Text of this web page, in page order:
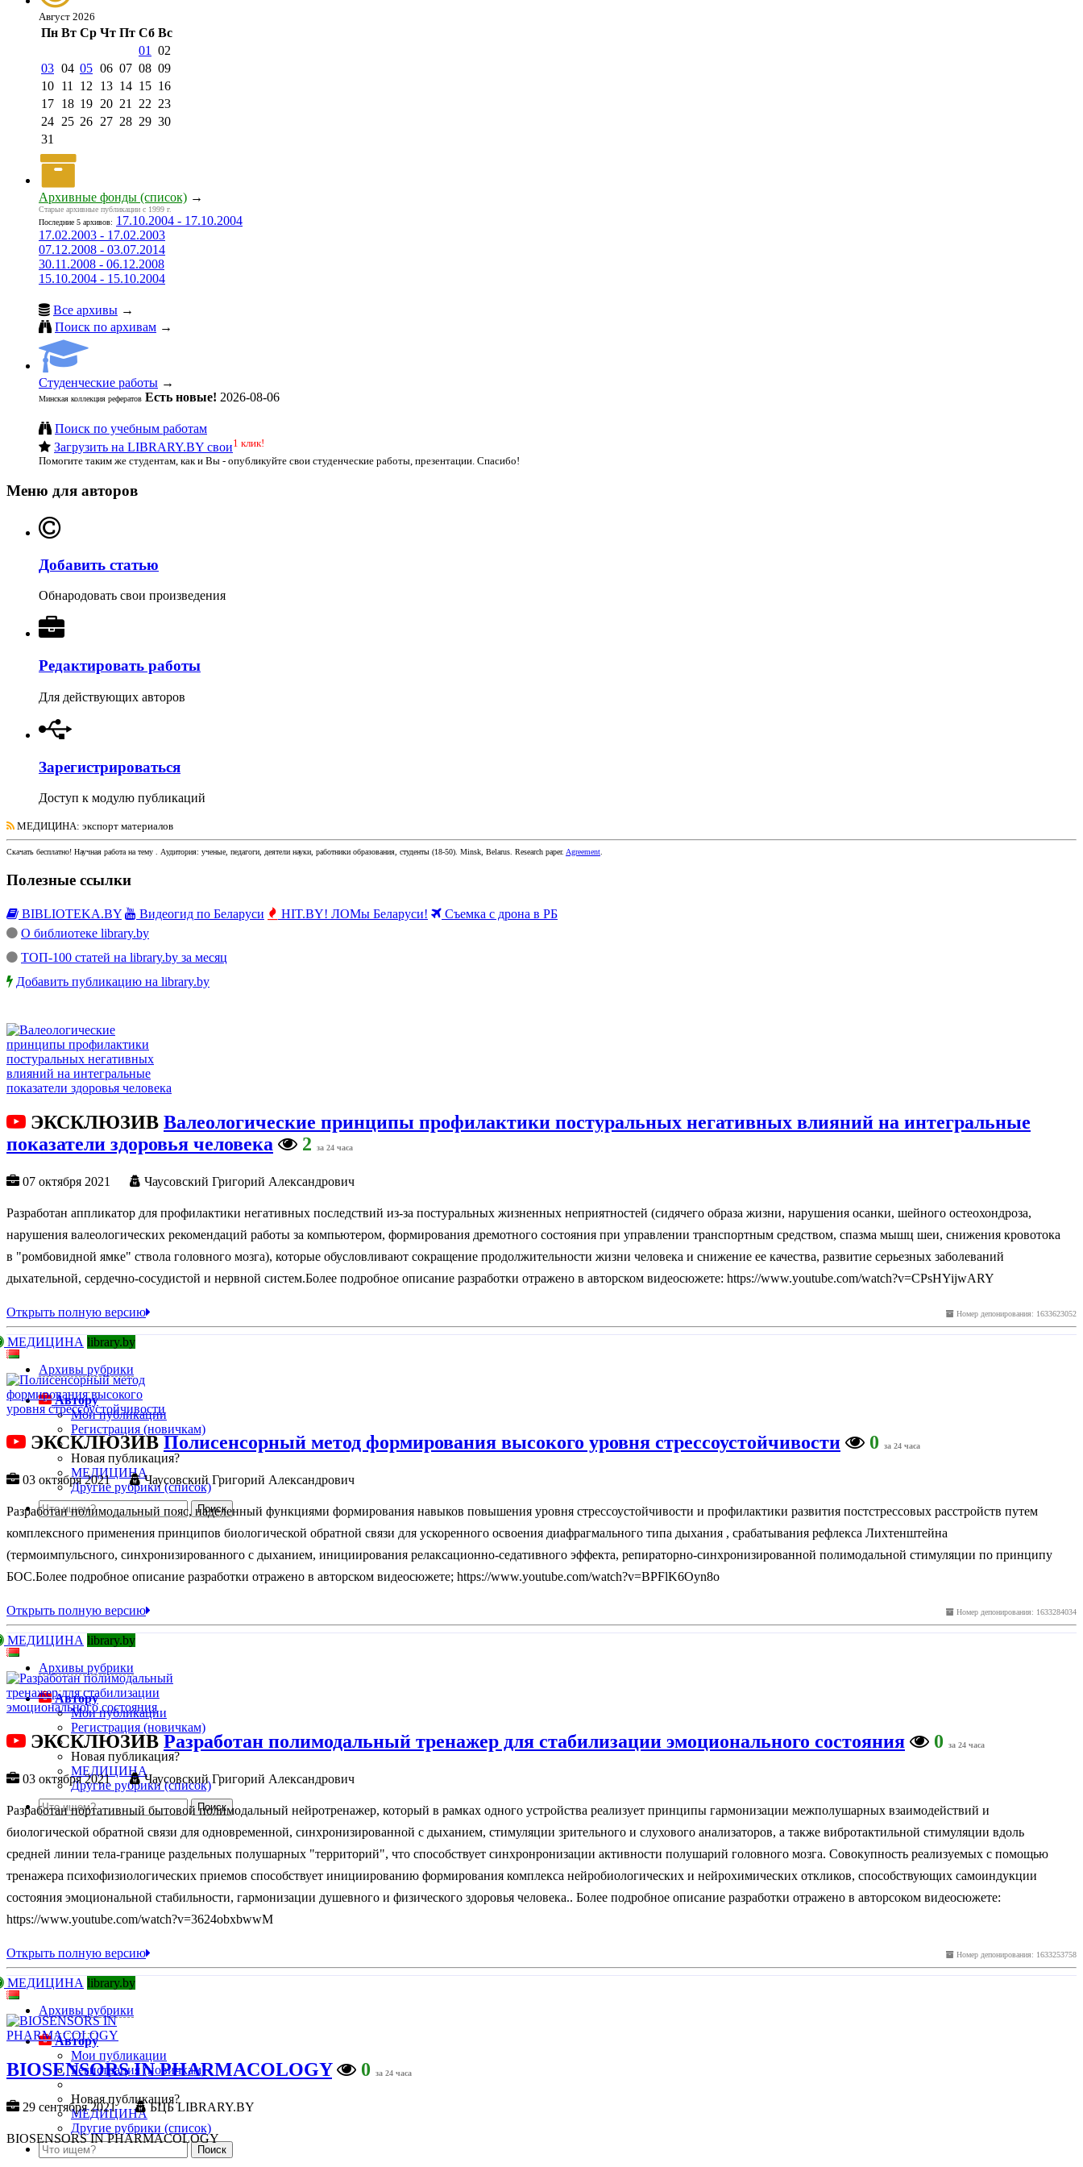
Август 2026
Пн Вт Ср Чт Пт Сб Вс
01
02
03 04 05 06 07 08 09
10 11 12 13 14 15 16
17 18 19 20 21 22 23
24 25 26 27 28 29 30
31
Архивные фонды (список) →
Старые архивные публикации с 1999 г.
Последние 5 архивов: 17.10.2004 - 17.10.2004
17.02.2003 - 17.02.2003
07.12.2008 - 03.07.2014
30.11.2008 - 06.12.2008
15.10.2004 - 15.10.2004
Все архивы →
Поиск по архивам →
Студенческие работы →
Минская коллекция рефератов Есть новые! 2026-08-06
Поиск по учебным работам
Загрузить на LIBRARY.BY свои1 клик!
Помогите таким же студентам, как и Вы - опубликуйте свои студенческие работы, презентации. Спасибо!
Меню для авторов
Добавить статью
Обнародовать свои произведения
Редактировать работы
Для действующих авторов
Зарегистрироваться
Доступ к модулю публикаций
МЕДИЦИНА: экспорт материалов
Скачать бесплатно! Научная работана тему . Аудитория: ученые, педагоги, деятели науки, работники образования, студенты (18-50). Minsk, Belarus. Research paper. Agreement.
Полезные ссылки
BIBLIOTEKA.BY Видеогид по Беларуси HIT.BY! ЛОМы Беларуси!
Съемка с дрона в РБ
О библиотеке library.by
ТОП-100 статей на library.by за месяц
Добавить публикацию на library.by
ЭКСКЛЮЗИВ Валеологические принципы профилактики постуральных негативных влияний на интегральные
показатели здоровья человека
2 за 24 часа
07 октября 2021 Чаусовский Григорий Александрович
Разработан аппликатор для профилактики негативных последствий из-за постуральных жизненных неприятностей (сидячего образа жизни, нарушения осанки, шейного остеохондроза,
нарушения валеологических рекомендаций работы за компьютером, формирования дремотного состояния при управлении транспортным средством, спазма мышц шеи, снижения кровотока
в "ромбовидной ямке" ствола головного мозга), которые обусловливают сокращение продолжительности жизни человека и снижение ее качества, развитие серьезных заболеваний
дыхательной, сердечно-сосудистой и нервной систем.Более подробное описание разработки отражено в авторском видеосюжете: https://www.youtube.com/watch?v=CPsHYijwARY
Номер депонирования: 1633623052
Открыть полную версию
МЕДИЦИНА library.by
Архивы рубрики
Автору
Мои публикации
Регистрация (новичкам)
Новая публикация?
МЕДИЦИНА
Другие рубрики (список)
ЭКСКЛЮЗИВ Полисенсорный метод формирования высокого уровня стрессоустойчивости 0 за 24 часа
03 октября 2021 Чаусовский Григорий Александрович
Разработан полимодальный пояс, наделенный функциями формирования навыков повышения уровня стрессоустойчивости и профилактики развития постстрессовых расстройств путем
комплексного применения принципов биологической обратной связи для ускоренного освоения диафрагмального типа дыхания , срабатывания рефлекса Лихтенштейна
(термоимпульсного, синхронизированного с дыханием, инициирования релаксационно-седативного эффекта, репираторно-синхронизированной полимодальной стимуляции по принципу
БОС.Более подробное описание разработки отражено в авторском видеосюжете; https://www.youtube.com/watch?v=BPFlK6Oyn8o
Номер депонирования: 1633284034
Открыть полную версию
МЕДИЦИНА library.by
Архивы рубрики
Автору
Мои публикации
Регистрация (новичкам)
Новая публикация?
МЕДИЦИНА
Другие рубрики (список)
ЭКСКЛЮЗИВ Разработан полимодальный тренажер для стабилизации эмоционального состояния 0 за 24 часа
03 октября 2021 Чаусовский Григорий Александрович
Разработан портативный бытовой полимодальный нейротренажер, который в рамках одного устройства реализует принципы гармонизации межполушарных взаимодействий и
биологической обратной связи для одновременной, синхронизированной с дыханием, стимуляции зрительного и слухового анализаторов, а также вибротактильной стимуляции вдоль
средней линии тела-границе раздельных полушарных "территорий", что способствует синхронронизации активности полушарий головного мозга. Совокупность реализуемых с помощью
тренажера психофизиологических приемов способствует инициированию формирования комплекса нейробиологических и нейрохимических откликов, способствующих самоиндукции
состояния эмоциональной стабильности, гармонизации душевного и физического здоровья человека.. Более подробное описание разработки отражено в авторсоком видеосюжете:
https://www.youtube.com/watch?v=3624obxbwwM
Номер депонирования: 1633253758
Открыть полную версию
МЕДИЦИНА library.by
Архивы рубрики
Автору
Мои публикации
Регистрация (новичкам)
Новая публикация?
МЕДИЦИНА
Другие рубрики (список)
BIOSENSORS IN PHARMACOLOGY 0 за 24 часа
29 сентября 2021 БЦБ LIBRARY.BY
BIOSENSORS IN PHARMACOLOGY